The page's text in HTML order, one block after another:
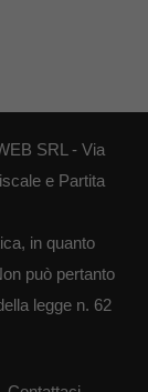
SRL - Via
e Partita
in quanto
può pertanto
legge n. 62